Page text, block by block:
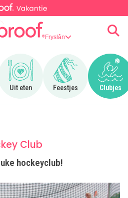
Fryslân
Eropuit
Uit eten
Ga naar Uit eten
Feestjes
Ga naar Feestjes
Clubjes
Ga
Club
hockeyclub!